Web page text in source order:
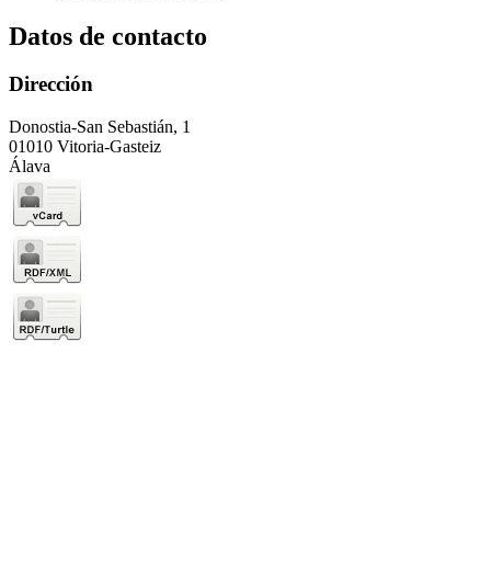
Datos de contacto
Dirección
Donostia-San Sebastián, 1
01010 Vitoria-Gasteiz
Álava